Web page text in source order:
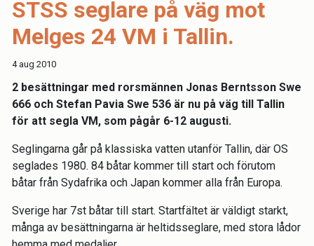
STSS seglare på väg mot
Melges 24 VM i Tallin.
4 aug 2010
2 besättningar med rorsmännen Jonas Berntsson Swe
666 och Stefan Pavia Swe 536 är nu på väg till Tallin
för att segla VM, som pågår 6-12 augusti.
Seglingarna går på klassiska vatten utanför Tallin, där OS
seglades 1980. 84 båtar kommer till start och förutom
båtar från Sydafrika och Japan kommer alla från Europa.
Sverige har 7st båtar till start. Startfältet är väldigt starkt,
många av besättningarna är heltidsseglare, med stora lådor